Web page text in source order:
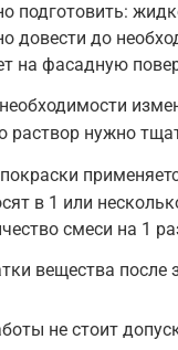
подготовить:
довести до
на фасадную
раствор нужно
в 1 или
смеси на 1
вещества после
не стоит